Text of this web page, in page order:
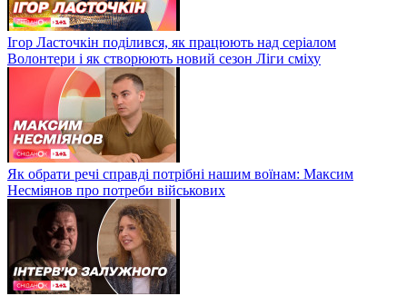
Ігор Ласточкін поділився, як працюють над серіалом
Волонтери і як створюють новий сезон Ліги сміху
Як обрати речі справді потрібні нашим воїнам: Максим
Несміянов про потреби військових